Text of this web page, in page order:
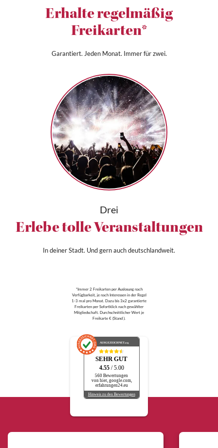
Erhalte regelmäßig
Freikarten*
Garantiert. Jeden Monat. Immer für zwei.
Drei
Erlebe tolle Veranstaltungen
In deiner Stadt. Und gern auch deutschlandweit.
*Immer 2 Freikarten per Auslosung nach
Verfügbarkeit, je nach Interessen in der Regel
1-3 mal pro Monat. Dazu bis 3x2 garantierte
Freikarten per Sofortklick nach gewählter
Mitgliedschaft. Durchschnittlicher Wert je
Freikarte € (Stand ).
AUSGEZEICHNET.org
SEHR GUT
4.55 / 5.00
560 Bewertungen
von hier, google.com,
erfahrungen24.eu
Hinweis zu den Bewertungen